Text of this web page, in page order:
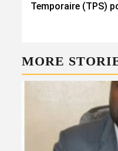
Temporaire (TPS)
MORE